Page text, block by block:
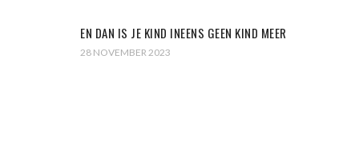
EN DAN IS JE KIND INEENS GEEN KIND MEER
28 NOVEMBER 2023